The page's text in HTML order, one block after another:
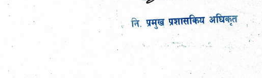
पत्र आह्वान गरिएको सम्बन्धी ।
Post date:
मिसिएको ग्राभेल संकलन गरी बिक्री गर्ने कार्यको लागि दरभाउ-
गुमान सिंह अर्याल
नगर प्रमुख
9856046510